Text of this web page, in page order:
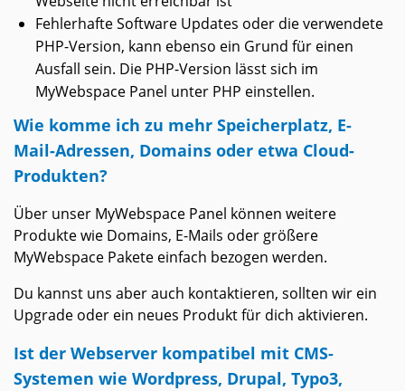
Fehlerhafte Software Updates oder die verwendete
PHP-Version, kann ebenso ein Grund für einen
Ausfall sein. Die PHP-Version lässt sich im
MyWebspace Panel unter PHP einstellen.
Wie komme ich zu mehr Speicherplatz, E-
Mail-Adressen, Domains oder etwa Cloud-
Produkten?
Über unser MyWebspace Panel können weitere
Produkte wie Domains, E-Mails oder größere
MyWebspace Pakete einfach bezogen werden.
Du kannst uns aber auch kontaktieren, sollten wir ein
Upgrade oder ein neues Produkt für dich aktivieren.
Ist der Webserver kompatibel mit CMS-
Systemen wie Wordpress, Drupal, Typo3,